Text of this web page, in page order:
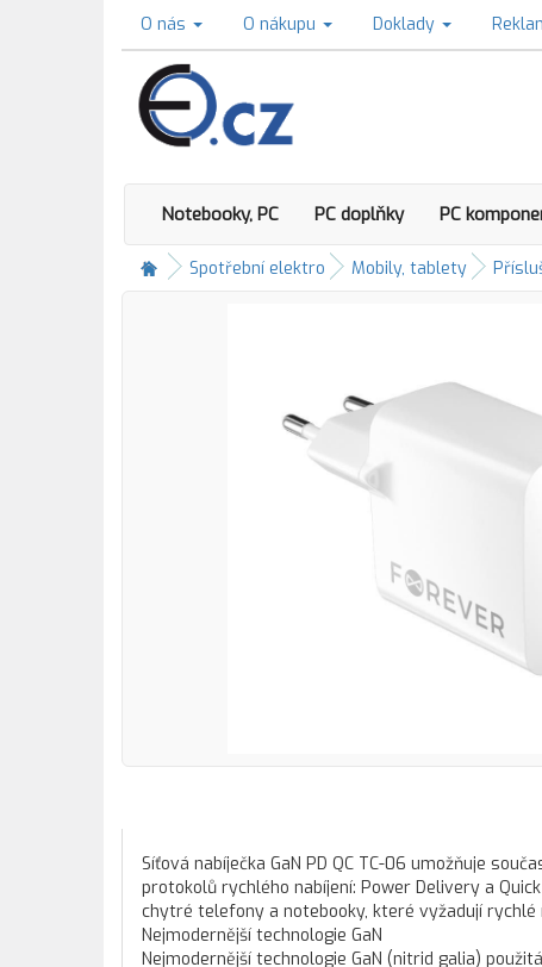
O nás O nákupu Doklady
Notebooky, PC PC doplňky PC
Spotřební elektro Mobily, tablety
Síťová nabíječka GaN PD QC TC-06 umožňuje
protokolů rychlého nabíjení: Power Delivery a
chytré telefony a notebooky, které vyžadují rychlé
Nejmodernější technologie GaN
Nejmodernější technologie GaN (nitrid galia)